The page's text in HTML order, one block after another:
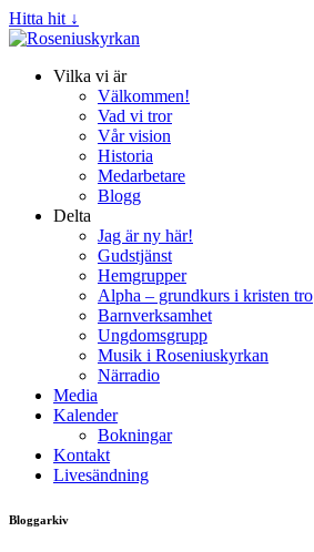
Hitta hit ↓
Vilka vi är
Välkommen!
Vad vi tror
Vår vision
Historia
Medarbetare
Blogg
Delta
Jag är ny här!
Gudstjänst
Hemgrupper
Alpha – grundkurs i kristen tro
Barnverksamhet
Ungdomsgrupp
Musik i Roseniuskyrkan
Närradio
Media
Kalender
Bokningar
Kontakt
Livesändning
Bloggarkiv